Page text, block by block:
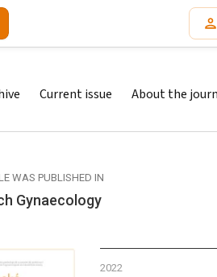
Current issue About the
WAS PUBLISHED IN
Gynaecology
2022